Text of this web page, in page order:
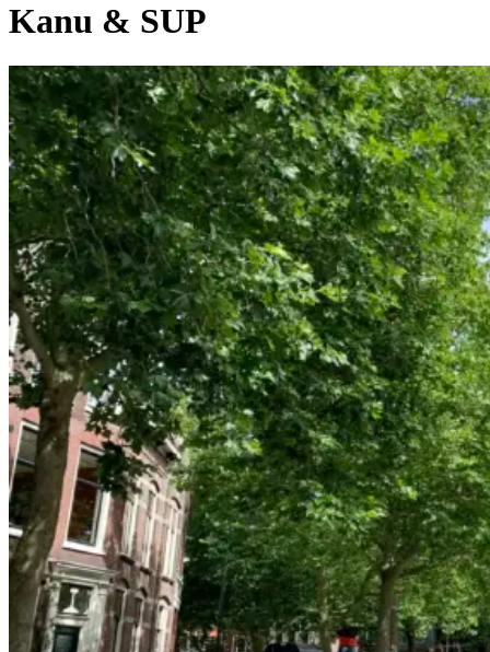
Kanu & SUP